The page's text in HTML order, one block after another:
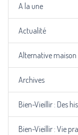
A la une
Actualité
Alternative
Archives
Bien-Vieillir : Des
Bien-Vieillir : Vie